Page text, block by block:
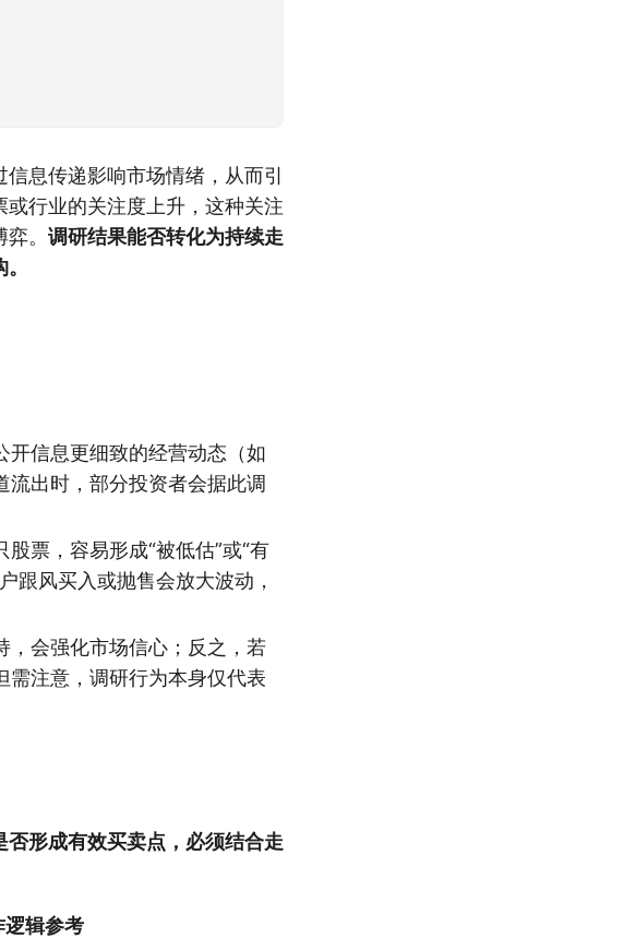
息传递影响市场情绪，从而引
行业的关注度上升，这种关注
。 调研结果能否转化为持续走
开信息更细致的经营动态（如
流出时，部分投资者会据此调
票，容易形成“被低估”或“有
跟风买入或抛售会放大波动，
，会强化市场信心；反之，若
需注意，调研行为本身仅代表
否形成有效买卖点，必须结合走
逻辑参考